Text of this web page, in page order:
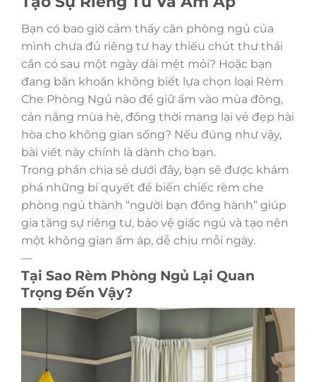
Bạn có bao giờ cảm thấy căn phòng ngủ của
mình chưa đủ riêng tư hay thiếu chút thư thái
cần có sau một ngày dài mệt mỏi? Hoặc bạn
đang băn khoăn không biết lựa chọn loại Rèm
Che Phòng Ngủ nào để giữ ấm vào mùa đông,
cản nắng mùa hè, đồng thời mang lại vẻ đẹp hài
hòa cho không gian sống? Nếu đúng như vậy,
bài viết này chính là dành cho bạn.
Trong phần chia sẻ dưới đây, bạn sẽ được khám
phá những bí quyết để biến chiếc rèm che
phòng ngủ thành “người bạn đồng hành” giúp
gia tăng sự riêng tư, bảo vệ giấc ngủ và tạo nên
một không gian ấm áp, dễ chịu mỗi ngày.
—
Tại Sao Rèm Phòng Ngủ Lại Quan
Trọng Đến Vậy?